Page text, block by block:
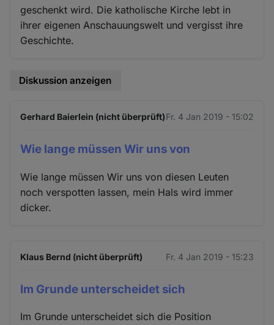
geschenkt wird. Die katholische Kirche lebt in
ihrer eigenen Anschauungswelt und vergisst ihre
Geschichte.
Diskussion anzeigen
Gerhard Baierlein (nicht überprüft)Fr. 4 Jan 2019 - 15:02
Wie lange müssen Wir uns von
Wie lange müssen Wir uns von diesen Leuten
noch verspotten lassen, mein Hals wird immer
dicker.
Klaus Bernd (nicht überprüft) Fr. 4 Jan 2019 - 15:23
Im Grunde unterscheidet sich
Im Grunde unterscheidet sich die Position